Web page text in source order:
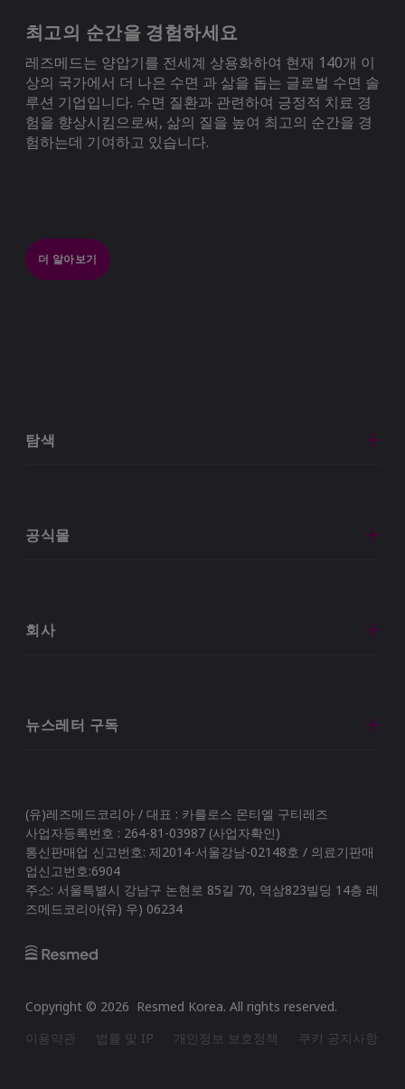
최고의 순간을 경험하세요
레즈메드는 양압기를 전세계 상용화하여 현재 140개 이
상의 국가에서 더 나은 수면 과 삶을 돕는 글로벌 수면 솔
루션 기업입니다. 수면 질환과 관련하여 긍정적 치료 경
험을 향상시킴으로써, 삶의 질을 높여 최고의 순간을 경
험하는데 기여하고 있습니다.
더 알아보기
탐색
공식몰
회사
뉴스레터 구독
(유)레즈메드코리아 / 대표 : 카를로스 몬티엘 구티레즈
사업자등록번호 : 264-81-03987 (사업자확인)
통신판매업 신고번호: 제2014-서울강남-02148호 / 의료기판매
업신고번호:6904
주소: 서울특별시 강남구 논현로 85길 70, 역삼823빌딩 14층 레
즈메드코리아(유) 우) 06234
Copyright © 2026 Resmed Korea. All rights reserved.
이용약관
법률 및 IP 개인정보 보호정책 쿠키 공지사항